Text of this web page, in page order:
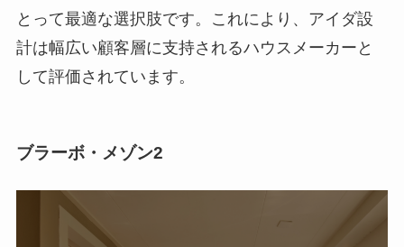
とって最適な選択肢です。これにより、アイダ設
計は幅広い顧客層に支持されるハウスメーカーと
して評価されています。
ブラーボ・メゾン2